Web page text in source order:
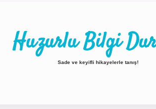
Huzurlu Bilgi
Sade ve keyifli hikayelerle tanış!